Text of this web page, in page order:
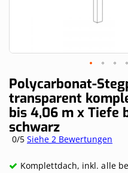
Skip
to
the
beginning
of
the
images
Polycarbonat-
transparent
bis 4,06 m x Tiefe
schwarz
0/5 Siehe 2 Bewertungen
Komplettdach, inkl. alle